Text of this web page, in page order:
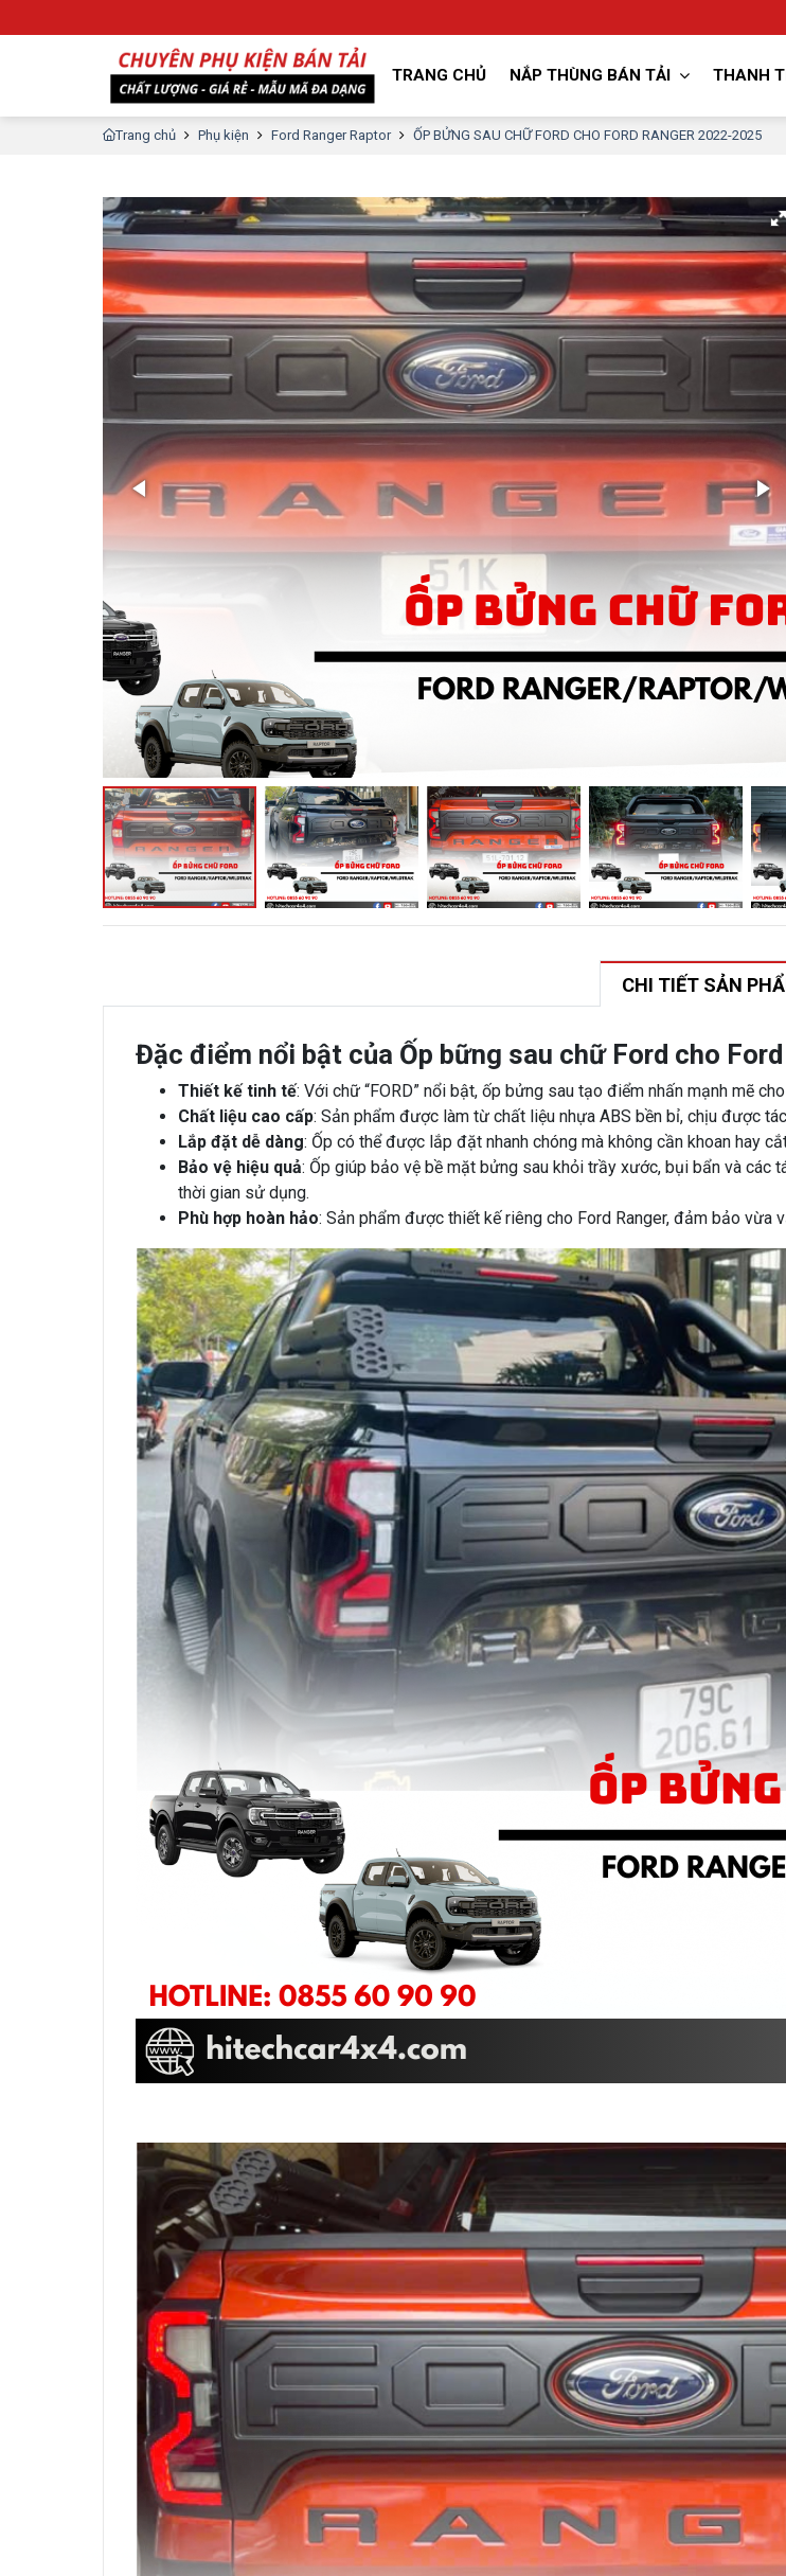
TRANG CHỦ NẮP THÙNG BÁN TẢI THANH
Trang chủ Phụ kiện Ford Ranger Raptor ỐP BỬNG SAU CHỮ FORD CHO FORD RANGER 2022-2025
CHI TIẾT SẢN
Đặc điểm nổi bật của Ốp bững sau chữ Ford cho
Thiết kế tinh tế: Với chữ “FORD” nổi bật, ốp bửng sau tạo điểm nhấn mạnh mẽ
Chất liệu cao cấp: Sản phẩm được làm từ chất liệu nhựa ABS bền bỉ, chịu được
Lắp đặt dễ dàng: Ốp có thể được lắp đặt nhanh chóng mà không cần khoan hay
Bảo vệ hiệu quả: Ốp giúp bảo vệ bề mặt bửng sau khỏi trầy xước, bụi bẩn và
thời gian sử dụng.
Phù hợp hoàn hảo: Sản phẩm được thiết kế riêng cho Ford Ranger, đảm bảo